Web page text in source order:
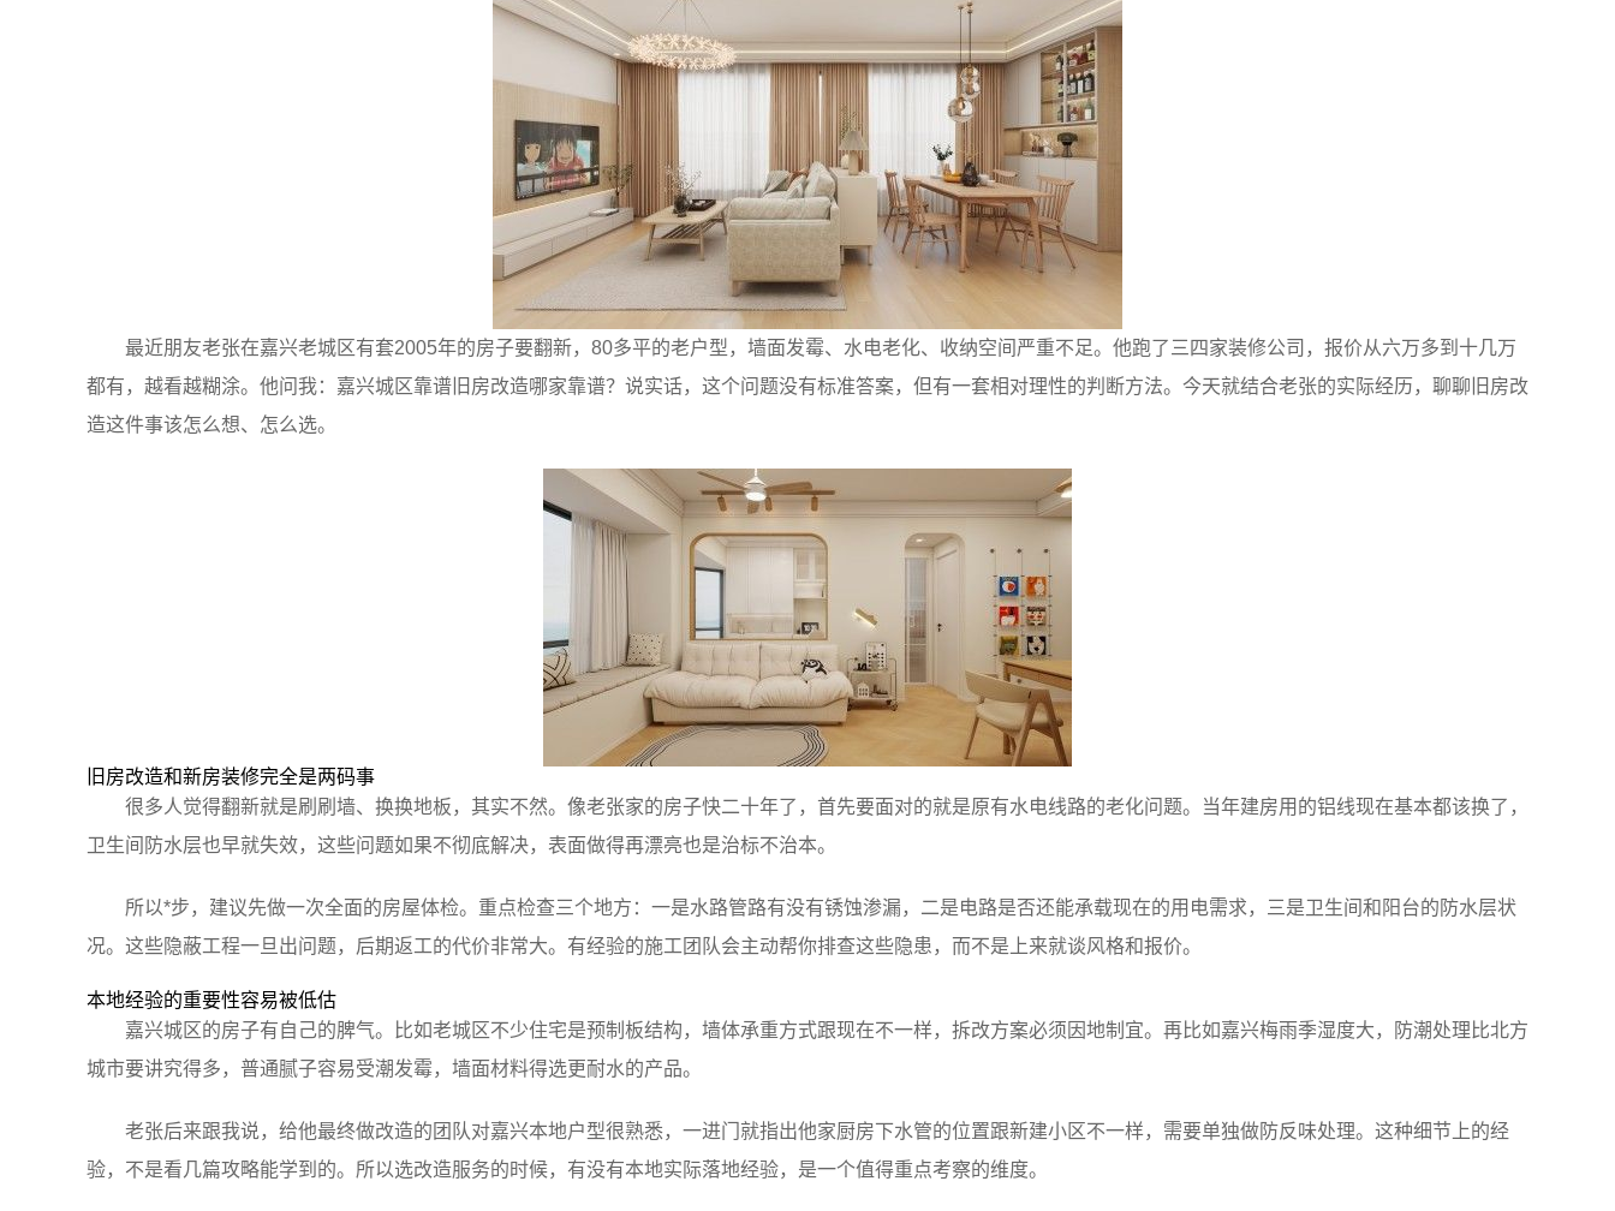
最近朋友老张在嘉兴老城区有套2005年的房子要翻新，80多平的老户型，墙面发霉、水电老化、收纳空间严重不足。他跑了三四家装修公司，报价从六万多到十几万
都有，越看越糊涂。他问我：嘉兴城区靠谱旧房改造哪家靠谱？说实话，这个问题没有标准答案，但有一套相对理性的判断方法。今天就结合老张的实际经历，聊聊旧房改
造这件事该怎么想、怎么选。
旧房改造和新房装修完全是两码事
很多人觉得翻新就是刷刷墙、换换地板，其实不然。像老张家的房子快二十年了，首先要面对的就是原有水电线路的老化问题。当年建房用的铝线现在基本都该换了，
卫生间防水层也早就失效，这些问题如果不彻底解决，表面做得再漂亮也是治标不治本。
所以*步，建议先做一次全面的房屋体检。重点检查三个地方：一是水路管路有没有锈蚀渗漏，二是电路是否还能承载现在的用电需求，三是卫生间和阳台的防水层状
况。这些隐蔽工程一旦出问题，后期返工的代价非常大。有经验的施工团队会主动帮你排查这些隐患，而不是上来就谈风格和报价。
本地经验的重要性容易被低估
嘉兴城区的房子有自己的脾气。比如老城区不少住宅是预制板结构，墙体承重方式跟现在不一样，拆改方案必须因地制宜。再比如嘉兴梅雨季湿度大，防潮处理比北方
城市要讲究得多，普通腻子容易受潮发霉，墙面材料得选更耐水的产品。
老张后来跟我说，给他最终做改造的团队对嘉兴本地户型很熟悉，一进门就指出他家厨房下水管的位置跟新建小区不一样，需要单独做防反味处理。这种细节上的经
验，不是看几篇攻略能学到的。所以选改造服务的时候，有没有本地实际落地经验，是一个值得重点考察的维度。